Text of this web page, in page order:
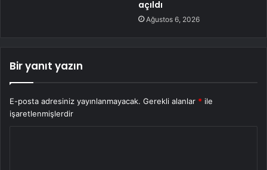
açıldı
Ağustos 6, 2026
Bir yanıt yazın
E-posta adresiniz yayınlanmayacak. Gerekli alanlar * ile
işaretlenmişlerdir